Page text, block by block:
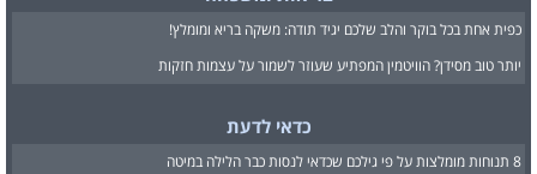
כפית אחת בכל בוקר והלב שלכם יגיד תודה: משקה בריא ומומלץ!
יותר טוב מסידן? הוויטמין המפתיע שעוזר לשמור על עצמות חזקות
כדאי לדעת
8 תנוחות מומלצות על פי גילכם שכדאי לנסות כבר הלילה במיטה